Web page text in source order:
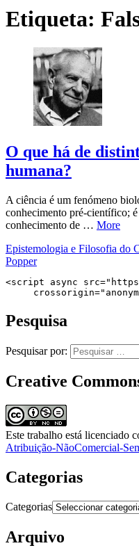
Etiqueta:
O que há de
humana?
A ciência é um fenómeno
conhecimento pré-científico;
conhecimento de … More
Epistemologia e Filosofia do
Popper
<script async
Pesquisa
Pesquisar por:
Creative
Este trabalho está licenciado
Atribuição-NãoComercial-
Categorias
Categorias
Arquivo